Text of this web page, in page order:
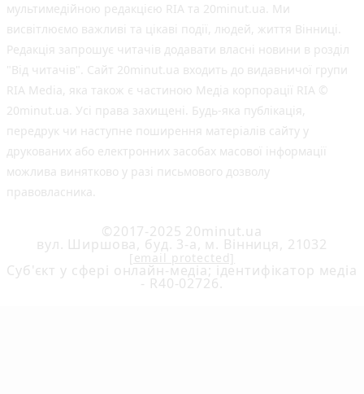
мультимедійною редакцією RIA та 20minut.ua. Ми
висвітлюємо важливі та цікаві події, людей, життя Вінниці.
Редакція запрошує читачів додавати власні новини в розділ
"Від читачів". Сайт 20minut.ua входить до видавничої групи
RIA Media, яка також є частиною Медіа корпорації RIA ©
20minut.ua. Усі права захищені. Будь-яка публiкацiя,
передрук чи наступне поширення матеріалів сайту у
друкованих або електронних засобах масової інформації
можлива винятково у разі письмового дозволу
правовласника.
©2017-2025 20minut.ua
вул. Ширшова, буд. 3-а, м. Вінниця, 21032
[email protected]
Cуб'єкт у сфері онлайн-медіа; ідентифікатор медіа
- R40-02726.